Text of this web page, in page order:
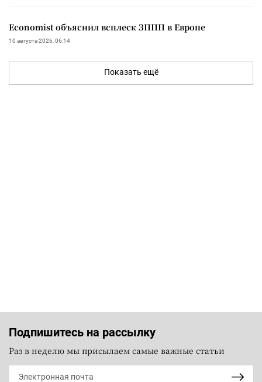
Economist объяснил всплеск ЗППП в Европе
10 августа 2026, 06:14
Показать ещё
Подпишитесь на рассылку
Раз в неделю мы присылаем самые важные статьи